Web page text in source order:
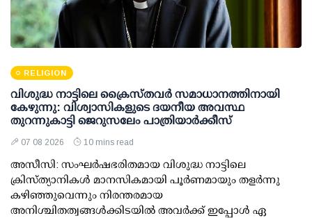
RELIGION
വിശുദ്ധ നാട്ടിലെ ക്രൈസ്തവർ സമാധാനത്തിനായി
കേഴുന്നു: വിശ്വാസികളുടെ ദയനീയ അവസ്ഥ
തുറന്നുകാട്ടി ജെറുസലേം പാത്രിയാർക്കീസ്
07 08 2026 10 mins read
അസീസി: സംഘർഷഭരിതമായ വിശുദ്ധ നാട്ടിലെ
ക്രിസ്ത്യാനികൾ മാനസികമായി പൂർണമായും തളർന്നു
കഴിഞ്ഞുവെന്നും നിരന്തരമായ
അനിശ്ചിതത്വങ്ങൾക്കിടയിൽ അവർക്ക് ഇപ്പോൾ ഏ